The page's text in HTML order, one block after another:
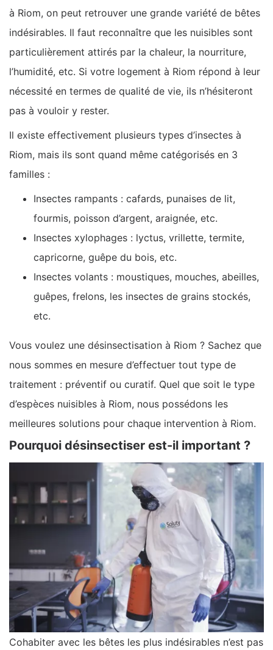
à Riom, on peut retrouver une grande variété de bêtes
indésirables. Il faut reconnaître que les nuisibles sont
particulièrement attirés par la chaleur, la nourriture,
l’humidité, etc. Si votre logement à Riom répond à leur
nécessité en termes de qualité de vie, ils n’hésiteront
pas à vouloir y rester.
Il existe effectivement plusieurs types d’insectes à
Riom, mais ils sont quand même catégorisés en 3
familles :
Insectes rampants : cafards, punaises de lit,
fourmis, poisson d’argent, araignée, etc.
Insectes xylophages : lyctus, vrillette, termite,
capricorne, guêpe du bois, etc.
Insectes volants : moustiques, mouches, abeilles,
guêpes, frelons, les insectes de grains stockés,
etc.
Vous voulez une désinsectisation à Riom ? Sachez que
nous sommes en mesure d’effectuer tout type de
traitement : préventif ou curatif. Quel que soit le type
d’espèces nuisibles à Riom, nous possédons les
meilleures solutions pour chaque intervention à Riom.
Pourquoi désinsectiser est-il important ?
Cohabiter avec les bêtes les plus indésirables n’est pas